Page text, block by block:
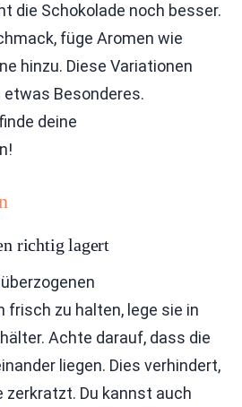
die Schokolade noch besser.
füge Aromen wie
hinzu. Diese Variationen
Besonderes.
deine
richtig lagert
frisch zu halten, lege sie in
Achte darauf, dass die
liegen. Dies verhindert,
zerkratzt. Du kannst auch